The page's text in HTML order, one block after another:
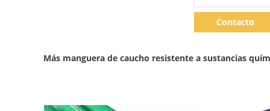
Contacto
Más manguera de caucho resistente a sustancias